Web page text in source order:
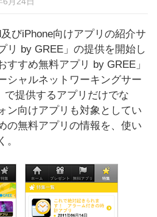
びiPhone向けアプリの紹介サ
リ by GREE」の提供を開始し
すすめ無料アプリ by GREE」
シャルネットワーキングサー
で提供するアプリだけでな
ン向けアプリも対象としてい
の無料アプリの情報を、使い
。